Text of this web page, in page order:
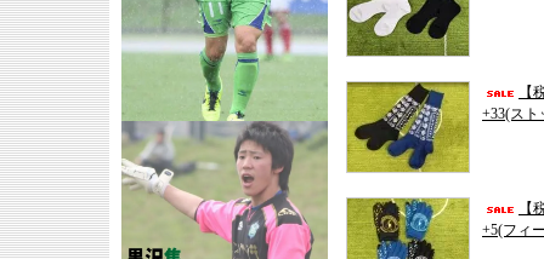
【
+33(スト
【
+5(フィ